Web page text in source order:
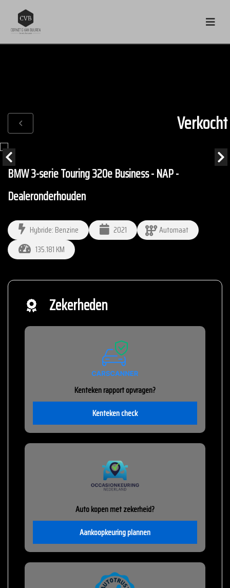
Verkocht
BMW 3-serie Touring 320e Business - NAP -
Dealeronderhouden
Hybride: Benzine 2021
Automaat
135.181 KM
Zekerheden
Kenteken rapport opvragen?
Kenteken check
Auto kopen met zekerheid?
Aankoopkeuring plannen